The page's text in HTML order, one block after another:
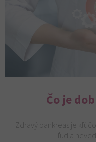
Čo je
Zdravý pankreas je
ľudia